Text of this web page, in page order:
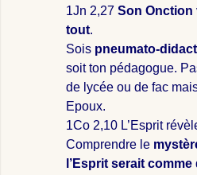
1Jn 2,27 Son
tout.
Sois pneumato-
soit ton pédagogue.
de lycée ou de fac
Epoux.
1Co 2,10 L’Esprit
Comprendre le
l’Esprit serait comme